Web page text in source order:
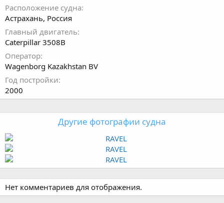
Расположение судна
Астрахань, Россия
Главный двигатель
Caterpillar 3508B
Оператор
Wagenborg Kazakhstan BV
Год постройки
2000
Другие фотографии судна
Нет комментариев для отображения.